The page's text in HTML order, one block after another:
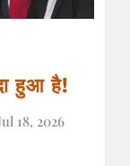
हुआ है!
18, 2026